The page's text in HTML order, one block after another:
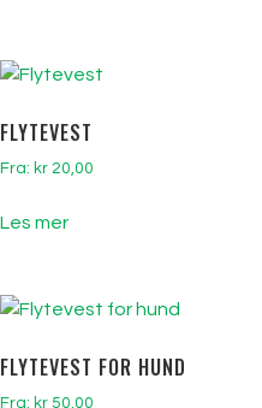
FLYTEVEST
Fra: kr 20,00
Les mer
FLYTEVEST FOR HUND
Fra: kr 50,00